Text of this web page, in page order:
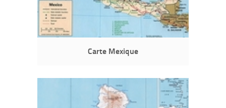
Carte Mexique